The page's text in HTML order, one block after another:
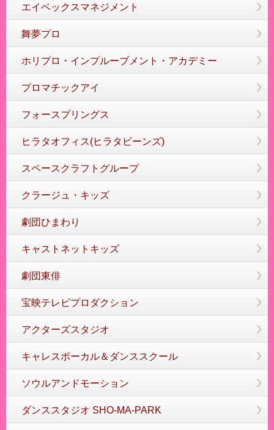
エイベックスマネジメント
舞夢プロ
ホリプロ・インプルーブメント・アカデミー
プロマチックアイ
フォースプリングス
ヒラタオフィス(ヒラタビーンズ)
スペースクラフトグループ
クラージュ・キッズ
劇団ひまわり
キャストネットキッズ
劇団東俳
宝映テレビプロダクション
アクターズスタジオ
キャレスボーカル＆ダンススクール
ソウルアンドモーション
ダンススタジオ SHO-MA-PARK